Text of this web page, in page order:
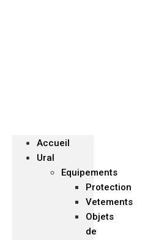
Accueil
Ural
Equipements
Protection
Vetements
Objets
de